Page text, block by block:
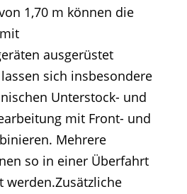
1,70 m können die
ausgerüstet
sich insbesondere
Unterstock- und
mit Front- und
Mehrere
so in einer Überfahrt
werden.Zusätzliche